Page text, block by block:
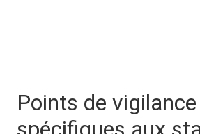
Points de vigilance